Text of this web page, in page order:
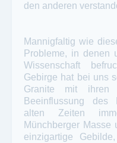
den anderen
Mannigfaltig wie
Probleme, in denen
Wissenschaft
Gebirge hat bei uns
Granite mit ihren
Beeinflussung des
alten Zeiten
Münchberger
einzigartige